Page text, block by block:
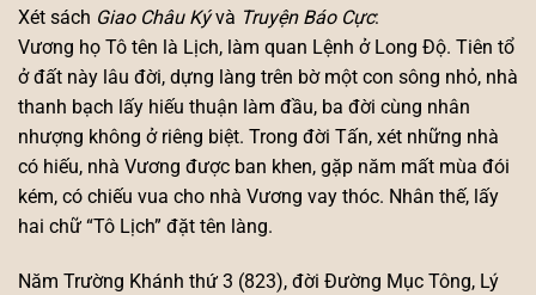
Xét sách Giao Châu Kývà Truyện Báo Cực:
Vương họ Tô tên là Lịch, làm quan Lệnh ở Long Độ. Tiên tổ
ở đất này lâu đời, dựng làng trên bờ một con sông nhỏ, nhà
thanh bạch lấy hiếu thuận làm đầu, ba đời cùng nhân
nhượng không ở riêng biệt. Trong đời Tấn, xét những nhà
có hiếu, nhà Vương được ban khen, gặp năm mất mùa đói
kém, có chiếu vua cho nhà Vương vay thóc. Nhân thế, lấy
hai chữ “Tô Lịch” đặt tên làng.
Năm Trường Khánh thứ 3 (823), đời Đường Mục Tông, Lý